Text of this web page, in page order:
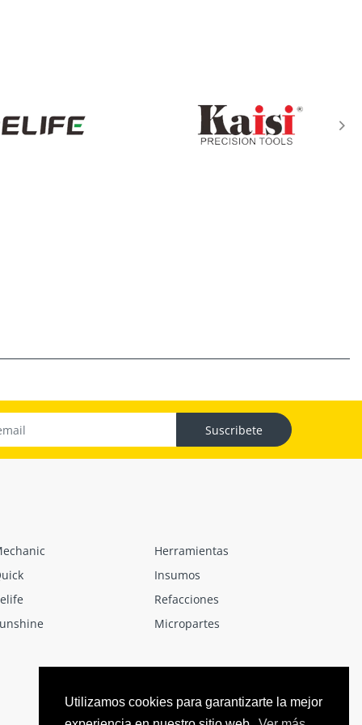
Utilizamos cookies para garantizarte la mejor
Suscribete
Herramientas
Insumos
Refacciones
Micropartes